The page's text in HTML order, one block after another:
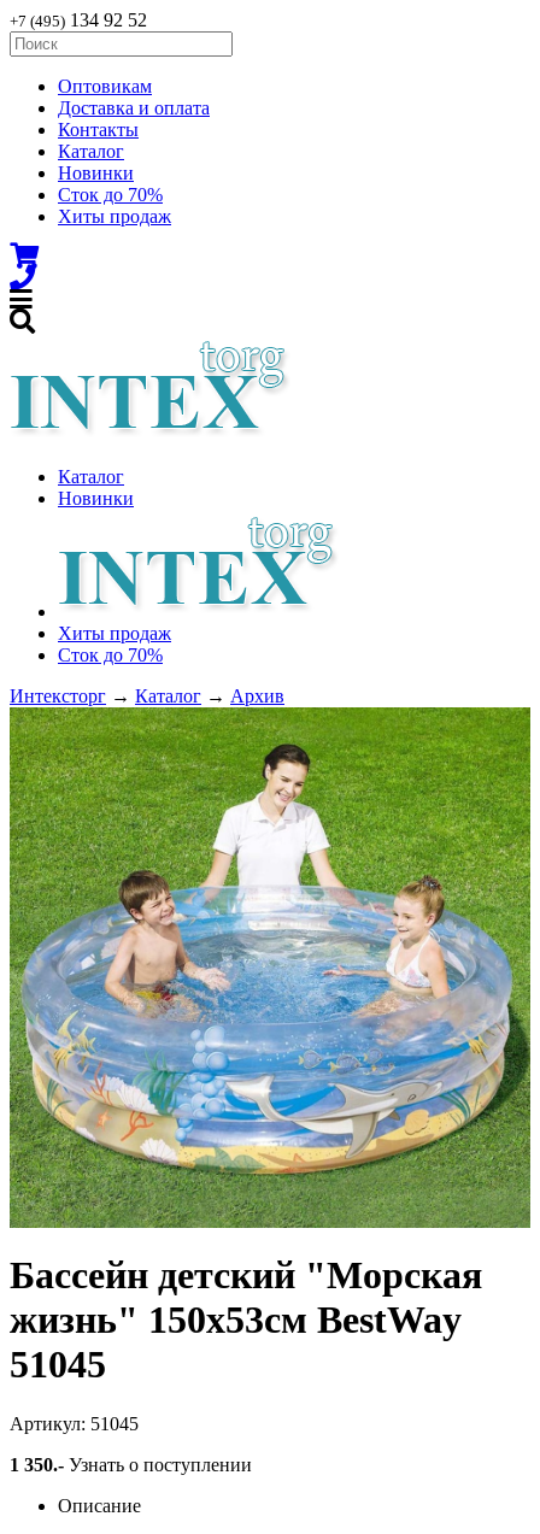
+7 (495) 134 92 52
Оптовикам
Доставка и оплата
Контакты
Каталог
Новинки
Сток до 70%
Хиты продаж
Каталог
Новинки
Хиты продаж
Сток до 70%
Интексторг → Каталог → Архив
Бассейн детский "Морская
жизнь" 150х53см BestWay
51045
Артикул: 51045
1 350.- Узнать о поступлении
Описание